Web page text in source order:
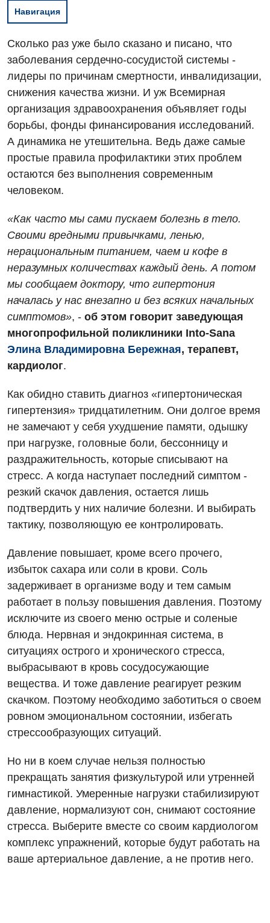
Вакансии
Интернатура
Энциклопедия
Отзывы
Видео
Диагностика
Ангиографические исследования
Диагностическое отделение
Инструментальная диагностика
Компьютерная томография
Магнитно-резонансная томография
Маммография
Нейросонография
Рентгенография
УЗИ
Для взрослых
Акушерство и гинекология
Аллергология, иммунология
Андрология
Бесплатные услуги
Вакцинация
Гастроэнтерология
Гематология
Гинекологическое отделение
Дерматовенерология
Диетология
Кардиология
Гинекологическое отделение
Диагностическое отделение
Отдел госпитализации
Отделение кардиососудистой патологии и неврологии
Отделение неотложных состояний
Офтальмологическое отделение
Педиатрическое отделение
Скорая медицинская помощь
Терапевтическое отделение
Травматологическое отделение
Урологическое отделение
Хирургическое отделение
Эндоскопическое отделение
Декларирование
Лечение острого инфаркта
Национальный скрининг здоровья 40+
Русский
Навигация
Сколько раз уже было сказано и писано, что
заболевания сердечно-сосудистой системы -
лидеры по причинам смертности, инвалидизации,
снижения качества жизни. И уж Всемирная
организация здравоохранения объявляет годы
борьбы, фонды финансирования исследований.
А динамика не утешительна. Ведь даже самые
простые правила профилактики этих проблем
остаются без выполнения современным
человеком.
«Как часто мы сами пускаем болезнь в тело.
Своими вредными привычками, ленью,
нерациональным питанием, чаем и кофе в
неразумных количествах каждый день. А потом
мы сообщаем доктору, что гипертония
началась у нас внезапно и без всяких начальных
симптомов», - об этом говорит заведующая
многопрофильной поликлиники Into-Sana
Элина Владимировна Бережная, терапевт,
кардиолог.
Как обидно ставить диагноз «гипертоническая
гипертензия» тридцатилетним. Они долгое время
не замечают у себя ухудшение памяти, одышку
при нагрузке, головные боли, бессонницу и
раздражительность, которые списывают на
стресс. А когда наступает последний симптом -
резкий скачок давления, остается лишь
подтвердить у них наличие болезни. И выбирать
тактику, позволяющую ее контролировать.
Давление повышает, кроме всего прочего,
избыток сахара или соли в крови. Соль
задерживает в организме воду и тем самым
работает в пользу повышения давления. Поэтому
исключите из своего меню острые и соленые
блюда. Нервная и эндокринная система, в
ситуациях острого и хронического стресса,
выбрасывают в кровь сосудосужающие
вещества. И тоже давление реагирует резким
скачком. Поэтому необходимо заботиться о своем
ровном эмоциональном состоянии, избегать
стрессообразующих ситуаций.
Но ни в коем случае нельзя полностью
прекращать занятия физкультурой или утренней
гимнастикой. Умеренные нагрузки стабилизируют
давление, нормализуют сон, снимают состояние
стресса. Выберите вместе со своим кардиологом
комплекс упражнений, которые будут работать на
ваше артериальное давление, а не против него.